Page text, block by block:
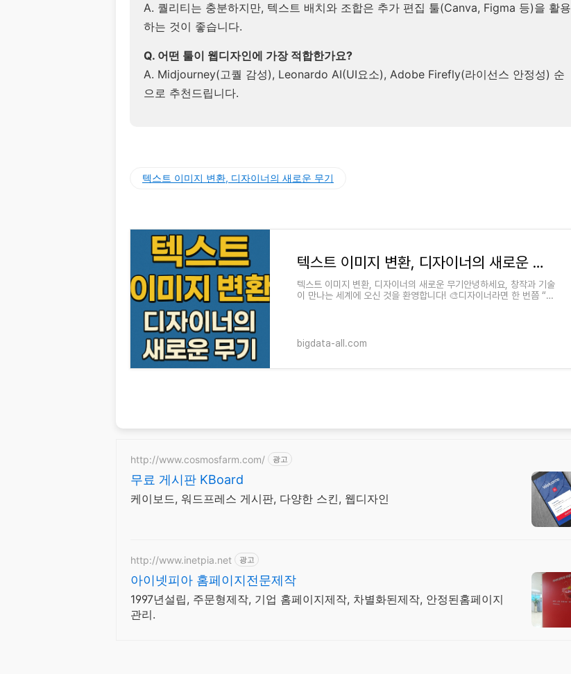
A. 퀄리티는 충분하지만, 텍스트 배치와 조합은 추가 편집 툴(Canva, Figma 등)을 활용
하는 것이 좋습니다.
Q. 어떤 툴이 웹디자인에 가장 적합한가요?
A. Midjourney(고퀄 감성), Leonardo AI(UI요소), Adobe Firefly(라이선스 안정성) 순
으로 추천드립니다.
텍스트 이미지 변환, 디자이너의 새로운 무기
텍스트 이미지 변환, 디자이너의 새로운 무기
텍스트 이미지 변환, 디자이너의 새로운 무기안녕하세요, 창작과 기술
이 만나는 세계에 오신 것을 환영합니다! 🎨디자이너라면 한 번쯤 “내
bigdata-all.com
http://www.cosmosfarm.com/ 광고
무료 게시판 KBoard
케이보드, 워드프레스 게시판, 다양한 스킨, 웹디자인
http://www.inetpia.net 광고
아이넷피아 홈페이지전문제작
1997년설립, 주문형제작, 기업 홈페이지제작, 차별화된제작, 안정된홈페이지
관리.